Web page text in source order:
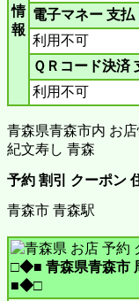
情
報
電子マネー 支払
利用不可
ＱＲコード決済
利用不可
青森県青森市内 お店
紀文寿し 青森
予約 割引 クーポン
青森市 青森駅
□◆■ 青森県青森市
■◆□